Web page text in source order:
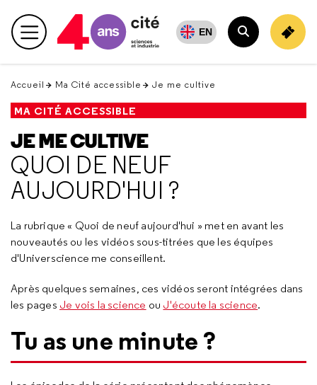
en
haut Menu principal EN
Rechercher
Accueil Ma Cité accessible Je me cultive
MA CITÉ ACCESSIBLE
JE ME CULTIVE
QUOI DE NEUF
AUJOURD'HUI ?
La rubrique « Quoi de neuf aujourd'hui » met en avant les
nouveautés ou les vidéos sous-titrées que les équipes
d'Universcience me conseillent.
Après quelques semaines, ces vidéos seront intégrées dans
les pages Je vois la science ou J'écoute la science.
Tu as une minute ?